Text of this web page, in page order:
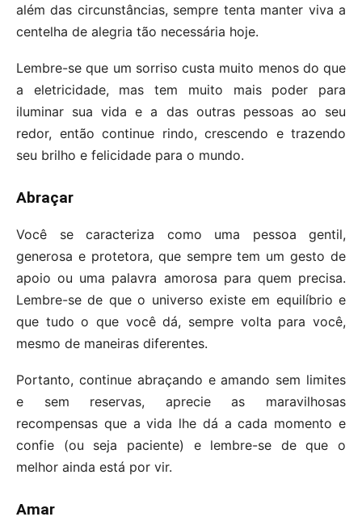
além das circunstâncias, sempre tenta manter viva a
centelha de alegria tão necessária hoje.
Lembre-se que um sorriso custa muito menos do que
a eletricidade, mas tem muito mais poder para
iluminar sua vida e a das outras pessoas ao seu
redor, então continue rindo, crescendo e trazendo
seu brilho e felicidade para o mundo.
Abraçar
Você se caracteriza como uma pessoa gentil,
generosa e protetora, que sempre tem um gesto de
apoio ou uma palavra amorosa para quem precisa.
Lembre-se de que o universo existe em equilíbrio e
que tudo o que você dá, sempre volta para você,
mesmo de maneiras diferentes.
Portanto, continue abraçando e amando sem limites
e sem reservas, aprecie as maravilhosas
recompensas que a vida lhe dá a cada momento e
confie (ou seja paciente) e lembre-se de que o
melhor ainda está por vir.
Amar